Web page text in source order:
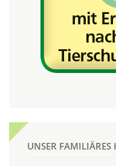
UNSER FAMILIÄRES